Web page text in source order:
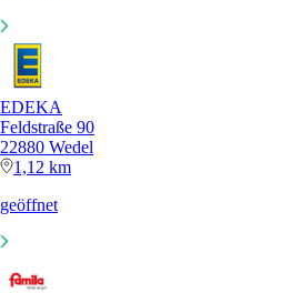
EDEKA
Feldstraße 90
22880 Wedel
1,12 km
geöffnet